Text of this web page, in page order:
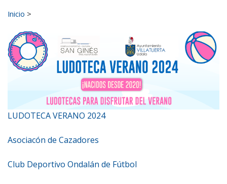
Buscar:
Inicio >
LUDOTECA VERANO 2024
Asociacón de Cazadores
Club Deportivo Ondalán de Fútbol